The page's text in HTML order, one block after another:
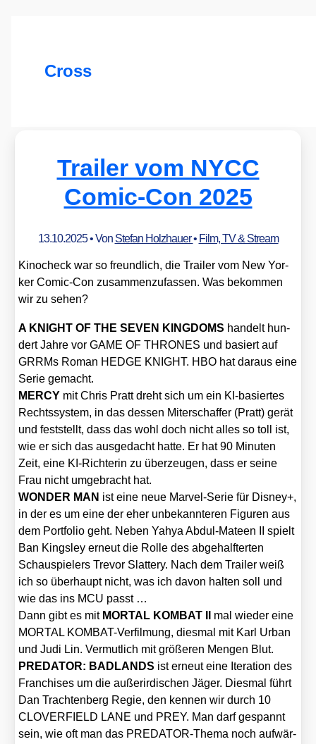
Cross
Trailer vom NYCC
Comic-Con 2025
13.10.2025• Von Stefan Holzhauer• Film, TV & Stream
Kinoch­eck war so freund­lich, die Trai­ler vom New Yor­
ker Comic-Con zusam­men­zu­fas­sen. Was bekom­men
wir zu sehen?
A KNIGHT OF THE SEVEN KINGDOMS han­delt hun­
dert Jah­re vor GAME OF THRONES und basiert auf
GRRMs Roman HEDGE KNIGHT. HBO hat dar­aus eine
Serie gemacht.
MERCY mit Chris Pratt dreht sich um ein KI-basier­tes
Rechts­sys­tem, in das des­sen Mit­er­schaf­fer (Pratt) gerät
und fest­stellt, dass das wohl doch nicht alles so toll ist,
wie er sich das aus­ge­dacht hat­te. Er hat 90 Minu­ten
Zeit, eine KI-Rich­te­rin zu über­zeu­gen, dass er sei­ne
Frau nicht umge­bracht hat.
WONDER MAN ist eine neue Mar­vel-Serie für Dis­ney+,
in der es um eine der eher unbe­kann­te­ren Figu­ren aus
dem Port­fo­lio geht. Neben Yahya Abdul-Mate­en II spielt
Ban King­s­ley erneut die Rol­le des abge­half­ter­ten
Schau­spie­lers Tre­vor Slat­tery. Nach dem Trai­ler weiß
ich so über­haupt nicht, was ich davon hal­ten soll und
wie das ins MCU passt …
Dann gibt es mit MORTAL KOMBAT II
mal wie­der eine
MORTAL KOM­BAT-Ver­fil­mung, dies­mal mit Karl Urban
und Judi Lin. Ver­mut­lich mit grö­ße­ren Men­gen Blut.
PREDATOR: BADLANDS ist erneut eine Ite­ra­ti­on des
Fran­chi­ses um die außer­ir­di­schen Jäger. Dies­mal führt
Dan Trach­ten­berg Regie, den ken­nen wir durch 10
CLOVERFIELD LANE und PREY. Man darf gespannt
sein, wie oft man das PRE­DA­TOR-The­ma noch auf­wär­